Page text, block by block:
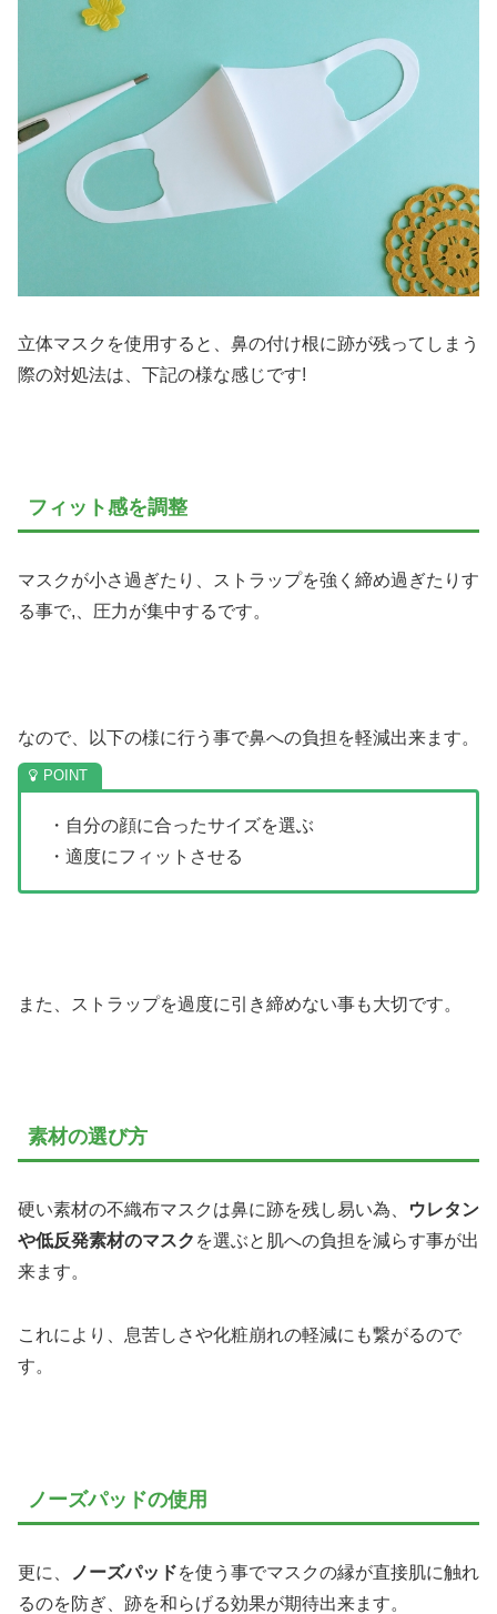
立体マスクを使用すると、鼻の付け根に跡が残ってしまう
際の対処法は、下記の様な感じです!
フィット感を調整
マスクが小さ過ぎたり、ストラップを強く締め過ぎたりす
る事で,、圧力が集中するです。
なので、以下の様に行う事で鼻への負担を軽減出来ます。
・自分の顔に合ったサイズを選ぶ
・適度にフィットさせる
また、ストラップを過度に引き締めない事も大切です。
素材の選び方
硬い素材の不織布マスクは鼻に跡を残し易い為、
ウレタン
や低反発素材のマスク を選ぶと肌への負担を減らす事が出
来ます。
これにより、息苦しさや化粧崩れの軽減にも繋がるので
す。
ノーズパッドの使用
更に、 ノーズパッドを使う事でマスクの縁が直接肌に触れ
るのを防ぎ、跡を和らげる効果が期待出来ます。